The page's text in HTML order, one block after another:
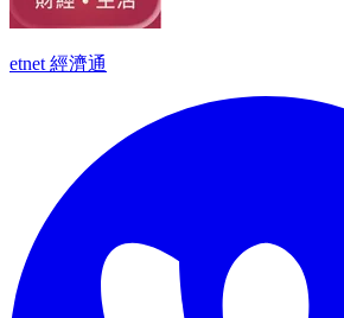
etnet 經濟通